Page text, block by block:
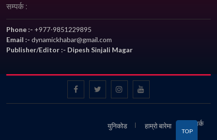
सम्पर्क :
Phone :- +977-9851229895
Email :-dynamickhabar@gmail.com
Publisher/Editor :- Dipesh Sinjali Magar
युनिकोड हाम्रो बारेमा सम्पर्क
TOP